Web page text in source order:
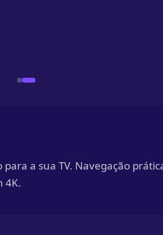
a sua TV. Navegação
4K.